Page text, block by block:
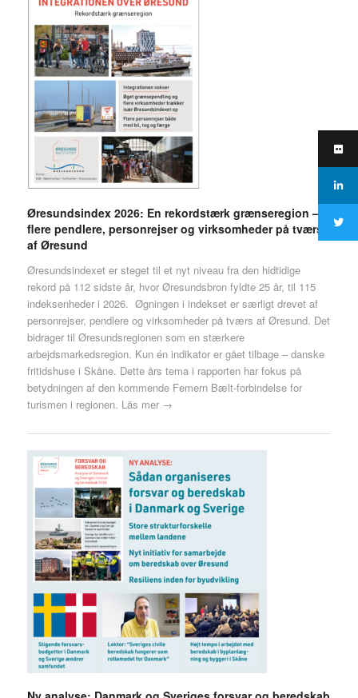
Øresundsindex 2026: En rekordstærk grænseregion –
flere pendlere, personrejser og virksomheder på tværs
af Øresund
Øresundsindexet er steget til et nyt niveau fra den hidtidige
rekord på 112 sidste år, hvor Øresundsbron fyldte 25 år, til 115
indeksenheder i 2026. Øgningen i indekset er særligt drevet af
personrejser, pendlere og virksomheder på tværs af Øresund. Det
bidrager til Øresundsregionen som en stærkere
arbejdsmarkedsregion. Kun én indikator er gået tilbage – danske
fritidshuse i Skåne. Dette års tema i rapporten har fokus på
betydningen af den kommende Femern Bælt-forbindelse for
turismen i regionen. Läs mer →